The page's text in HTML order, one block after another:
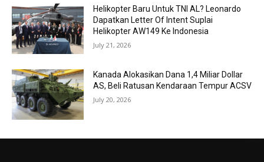
Helikopter Baru Untuk TNI AL? Leonardo
Dapatkan Letter Of Intent Suplai
Helikopter AW149 Ke Indonesia
July 21, 2026
Kanada Alokasikan Dana 1,4 Miliar Dollar
AS, Beli Ratusan Kendaraan Tempur ACSV
July 20, 2026